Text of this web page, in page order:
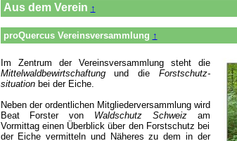
Aus dem Verein ↑
proQuercus Vereinsversammlung ↑
Im Zentrum der Vereinsversammlung steht die
Mittelwaldbewirtschaftungund die Forstschutz-
situationbei der Eiche.
Neben der ordentlichen Mitgliederversammlung wird
Beat Forster von Waldschutz Schweizam
Vormittag einen Überblick über den Forstschutz bei
der Eiche vermitteln und Näheres zu dem in der